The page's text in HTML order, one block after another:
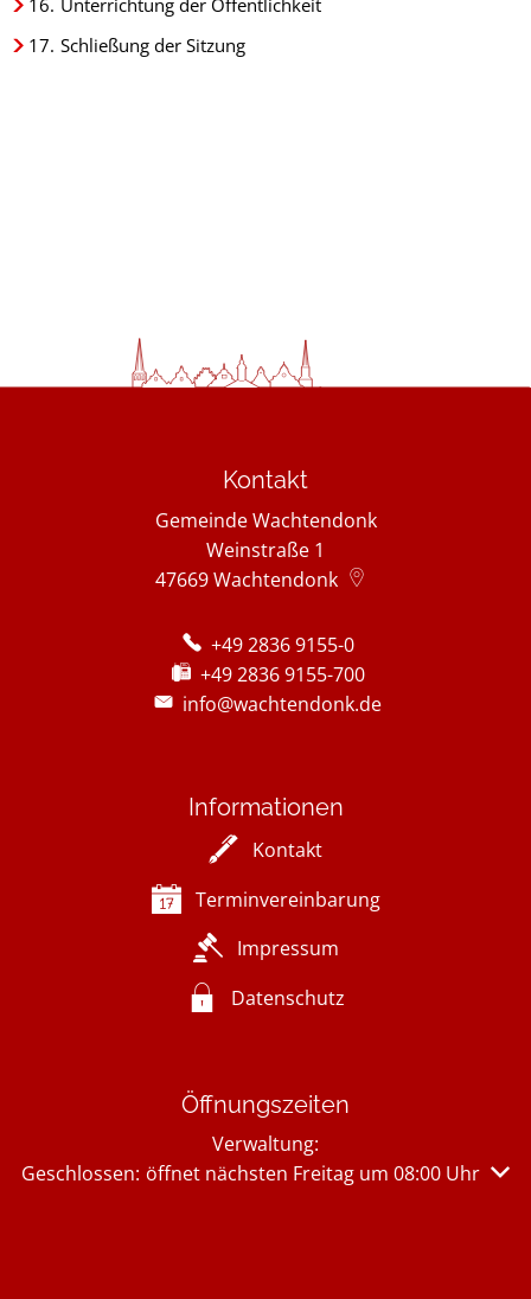
16. Unterrichtung der Öffentlichkeit
17. Schließung der Sitzung
Kontakt
Gemeinde Wachtendonk
Weinstraße 1
47669Wachtendonk
+49 2836 9155-0
+49 2836 9155-700
info@wachtendonk.de
Informationen
Kontakt
Terminvereinbarung
Impressum
Datenschutz
Öffnungszeiten
Verwaltung:
Klicken, um weitere Öffnungs- oder Schließzeiten
Geschlossen: öffnet nächsten Freitag um 08:00 Uhr